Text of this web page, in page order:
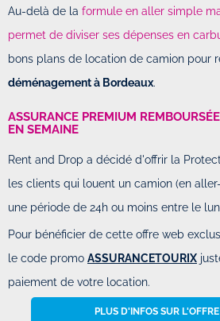
Au-delà de la formule en aller simple
permet de diviser ses dépenses en
bons plans de location de camion pour
déménagement à Bordeaux.
ASSURANCE PREMIUM
EN SEMAINE
Rent and Drop a décidé d'offrir la
les clients qui louent un camion (en
une période de 24h ou moins entre le
Pour bénéficier de cette offre web
le code promo ASSURANCETOURIX
paiement de votre location.
PLUS D'INFOS SUR